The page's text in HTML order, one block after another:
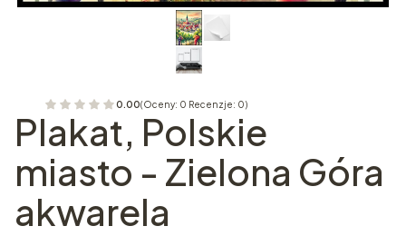
0.00(Oceny: 0 Recenzje: 0)
Plakat, Polskie
miasto - Zielona Góra
akwarela